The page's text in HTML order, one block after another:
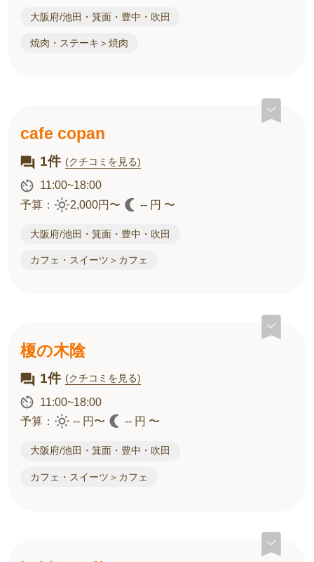
大阪府/池田・箕面・豊中・吹田
焼肉・ステーキ＞焼肉
cafe copan
1件 (クチコミを見る)
11:00~18:00
予算：
2,000円〜 -- 円 〜
大阪府/池田・箕面・豊中・吹田
カフェ・スイーツ＞カフェ
榎の木陰
1件 (クチコミを見る)
11:00~18:00
予算：
-- 円〜 -- 円 〜
大阪府/池田・箕面・豊中・吹田
カフェ・スイーツ＞カフェ